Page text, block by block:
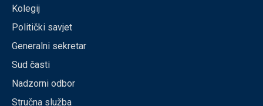
Kolegij
Politički savjet
Generalni sekretar
Sud časti
Nadzorni odbor
Stručna služba